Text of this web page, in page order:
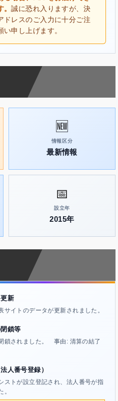
。誠に恐れ入りますが、決
ドレスのご入力に十分ご注
申し上げます。
🆕
情報区分
最新情報
📅
設立年
2015年
新
サイトのデータが更新されました。
鎖等
鎖されました。 事由: 清算の結了
人番号登録）
ストが設立登記され、法人番号が指
。